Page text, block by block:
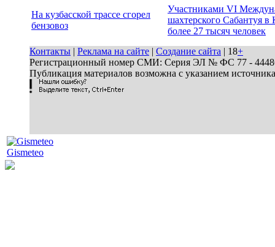
На кузбасской трассе сгорел
бензовоз
Участниками VI
шахтерского Сабантуя в
более 27 тысяч человек
Контакты | Реклама на сайте | Создание сайта | 18+
Регистрационный номер СМИ: Серия ЭЛ № ФС 77 - 44486
Публикация материалов возможна с указанием
Gismeteo